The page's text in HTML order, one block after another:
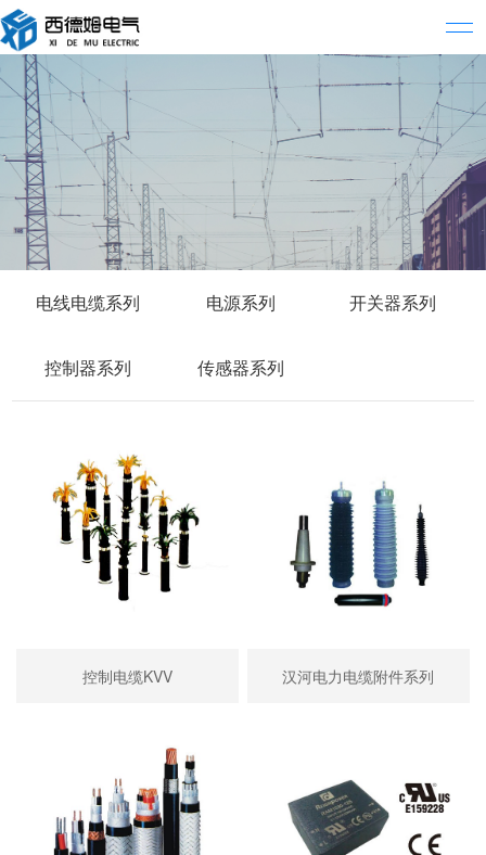
电线电缆系列 电源系列 开关器系列
控制器系列 传感器系列
控制电缆KVV 汉河电力电缆附件系列